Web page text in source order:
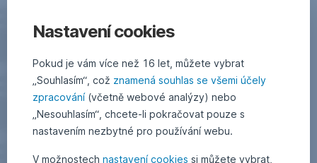
Nastavení cookies
Pokud je vám více než 16 let, můžete vybrat
„Souhlasím“, což znamená souhlas se všemi účely
zpracování(včetně webové analýzy) nebo
„Nesouhlasím“, chcete-li pokračovat pouze s
nastavením nezbytné pro používání webu.
V možnostech nastavení cookies si můžete vybrat,